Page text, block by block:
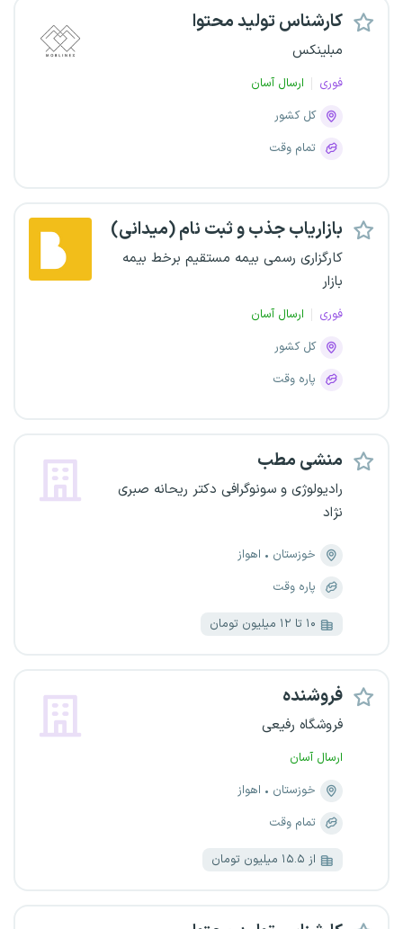
کارشناس تولید محتوا
مبلینکس
فوری
ارسال آسان
کل کشور
تمام وقت
بازاریاب جذب و ثبت نام (میدانی)
کارگزاری رسمی بیمه مستقیم برخط بیمه
بازار
فوری
ارسال آسان
کل کشور
پاره وقت
منشی مطب
رادیولوژی و سونوگرافی دکتر ریحانه صبری
نژاد
خوزستان
اهواز
پاره وقت
۱۰ تا ۱۲ میلیون تومان
فروشنده
فروشگاه رفیعی
ارسال آسان
خوزستان
اهواز
تمام وقت
از ۱۵.۵ میلیون تومان